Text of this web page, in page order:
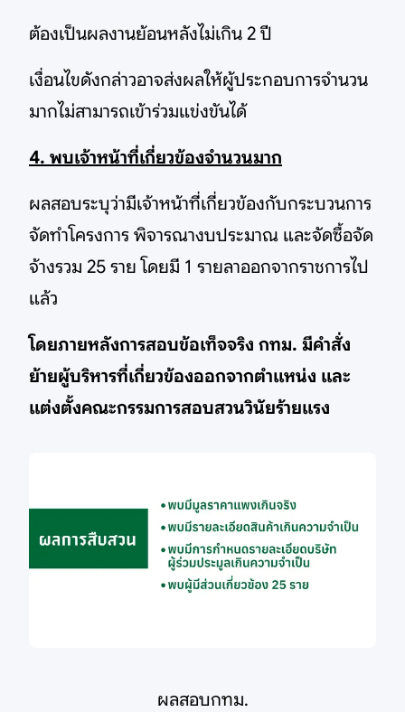
ต้องเป็นผลงานย้อนหลังไม่เกิน 2 ปี
เงื่อนไขดังกล่าวอาจส่งผลให้ผู้ประกอบการจำนวน
มากไม่สามารถเข้าร่วมแข่งขันได้
4. พบเจ้าหน้าที่เกี่ยวข้องจำนวนมาก
ผลสอบระบุว่ามีเจ้าหน้าที่เกี่ยวข้องกับกระบวนการ
จัดทำโครงการ พิจารณางบประมาณ และจัดซื้อจัด
จ้างรวม 25 ราย โดยมี 1 รายลาออกจากราชการไป
แล้ว
โดยภายหลังการสอบข้อเท็จจริง กทม. มีคำสั่ง
ย้ายผู้บริหารที่เกี่ยวข้องออกจากตำแหน่ง และ
แต่งตั้งคณะกรรมการสอบสวนวินัยร้ายแรง
ผลสอบกทม.